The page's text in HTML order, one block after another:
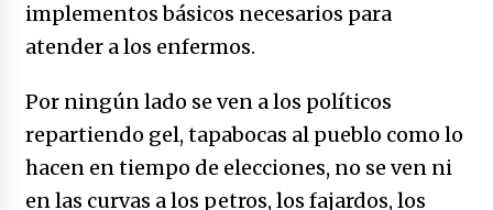
implementos básicos necesarios para
atender a los enfermos.
Por ningún lado se ven a los políticos
repartiendo gel, tapabocas al pueblo como lo
hacen en tiempo de elecciones, no se ven ni
en las curvas a los petros, los fajardos, los